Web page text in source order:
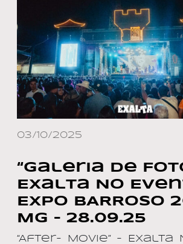
03/10/2025
“Galeria de
Exalta No
EXPO BARROSO
MG – 28.09.25
“After- Movie” – Exalta